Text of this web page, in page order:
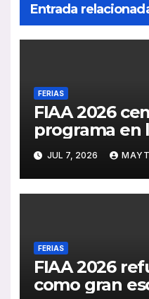
Entrada
FERIAS
FIAA 2026
programa en
sostenibilidad
digitalización
de viajeros
JUL 7, 2026
FERIAS
FIAA 2026
como gran